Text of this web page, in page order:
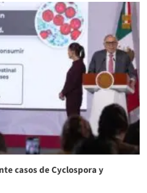
casos de Cyclospora y